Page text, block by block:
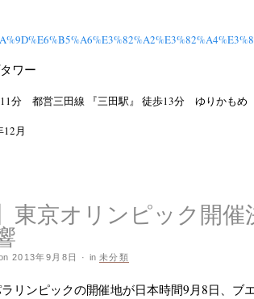
ワー
分 都営三田線 『三田駅』 徒歩13分 ゆりかもめ
月
東京オリンピック開
2013年9月8日 · in 未分類
リンピックの開催地が日本時間9月8日、ブ